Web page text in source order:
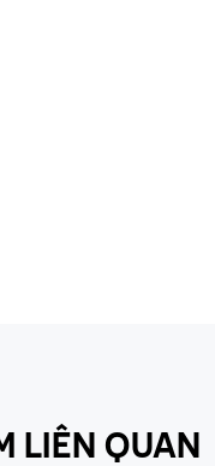
LIÊN QUAN